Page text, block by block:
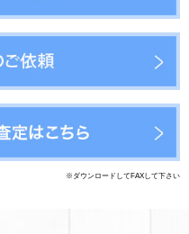
用お待ちしております！
ナイフが入荷しました！早い者勝ちで
シンのご案内です。
ゲンマシンのご案内です。
※ダウンロードしてFAXして下さい